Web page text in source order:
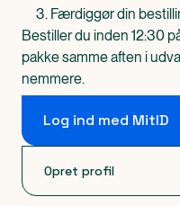
Færdiggør din
Bestiller du inden 12:30
pakke samme aften i
nemmere.
Log ind med MitID
Opret profil